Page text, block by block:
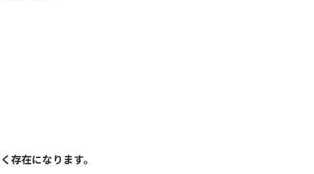
存在になります。